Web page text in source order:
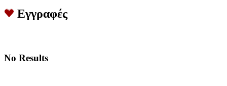
Εγγραφές
No Results